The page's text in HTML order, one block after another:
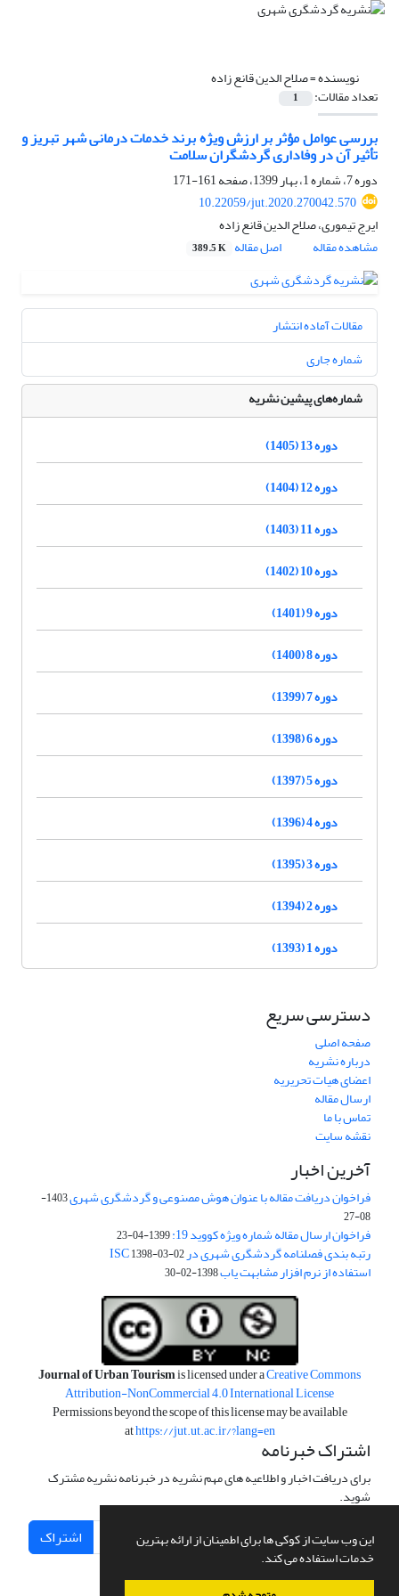
این وب سایت از کوکی ها برای اطمینان از ارائه بهترین
خدمات استفاده می کند.
نویسنده =صلاح الدین قانع زاده
تعداد مقالات: 1
بررسی عوامل مؤثر بر ارزش ویژه برند خدمات درمانی شهر تبریز و
تأثیر آن در وفاداری گردشگران سلامت
دوره 7، شماره 1، بهار 1399، صفحه
161-171
10.22059/jut.2020.270042.570
ایرج تیموری، صلاح الدین قانع زاده
مشاهده مقاله
اصل مقاله 389.5 K
مقالات آماده انتشار
شماره جاری
شماره‌های پیشین نشریه
دوره 13 (1405)
دوره 12 (1404)
دوره 11 (1403)
دوره 10 (1402)
دوره 9 (1401)
دوره 8 (1400)
دوره 7 (1399)
دوره 6 (1398)
دوره 5 (1397)
دوره 4 (1396)
دوره 3 (1395)
دوره 2 (1394)
دوره 1 (1393)
دسترسی سریع
صفحه اصلی
درباره نشریه
اعضای هیات تحریریه
ارسال مقاله
تماس با ما
نقشه سایت
آخرین اخبار
فراخوان دریافت مقاله با عنوان هوش مصنوعی و گردشگری شهری
1403-
08-27
فراخوان ارسال مقاله شماره ویژه کووید 19: 1399-04-23
رتبه بندی فصلنامه گردشگری شهری در ISC1398-03-02
استفاده از نرم افزار مشابهت یاب1398-02-30
Journal of Urban Tourismis licensed under aCreative Commons
Attribution-NonCommercial 4.0 International License
Permissions beyond the scope of this license may be available
athttps://jut.ut.ac.ir/?lang=en
اشتراک خبرنامه
برای دریافت اخبار و اطلاعیه های مهم نشریه در خبرنامه نشریه مشترک
شوید.
اشتراک